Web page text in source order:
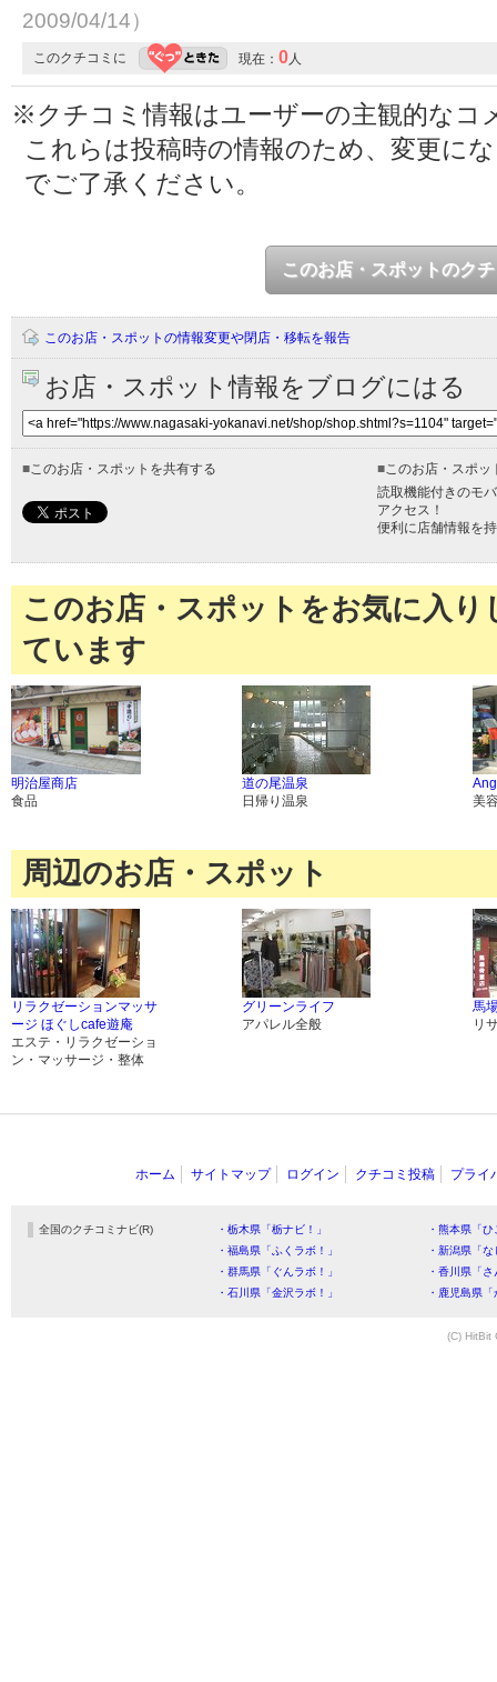
2009/04/14）
このクチコミに 現在： 0人
※クチコミ情報はユーザーの主観的なコ
これらは投稿時の情報のため、変更に
でご了承ください。
このお店・スポットのク
このお店・スポットの情報変更や閉店・移転を報告
お店・スポット情報をブログにはる
■このお店・スポットを共有する ■このお店・スポッ
読取機能付きのモ
アクセス！
便利に店舗情報を
このお店・スポットをお気に入
ています
明治屋商店
食品
道の尾温泉
日帰り温泉
美
周辺のお店・スポット
リラクゼーションマッサ
ージ ほぐしcafe遊庵
エステ・リラクゼーショ
ン・マッサージ・整体
グリーンライフ
アパレル全般
馬
リ
ホーム サイトマップ ログイン クチコミ投稿 プライ
全国のクチコミナビ(R) ・栃木県「栃ナビ！」
・熊本県「
・福島県「ふくラボ！」
・新潟県「
・群馬県「ぐんラボ！」
・香川県「
・石川県「金沢ラボ！」
・鹿児島県
(C) HitBit